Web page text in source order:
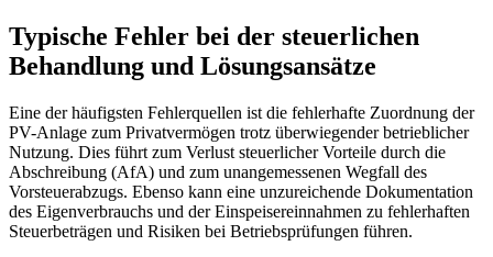
Typische Fehler bei der steuerlichen
Behandlung und Lösungsansätze
Eine der häufigsten Fehlerquellen ist die fehlerhafte Zuordnung der
PV-Anlage zum Privatvermögen trotz überwiegender betrieblicher
Nutzung. Dies führt zum Verlust steuerlicher Vorteile durch die
Abschreibung (AfA) und zum unangemessenen Wegfall des
Vorsteuerabzugs. Ebenso kann eine unzureichende Dokumentation
des Eigenverbrauchs und der Einspeisereinnahmen zu fehlerhaften
Steuerbeträgen und Risiken bei Betriebsprüfungen führen.